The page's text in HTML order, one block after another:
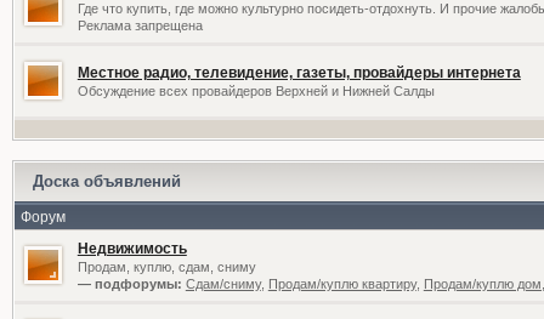
Где что купить, где можно культурно посидеть-отдохнуть. И прочие
Реклама запрещена
Местное радио, телевидение, газеты, провайдеры интернета
Обсуждение всех провайдеров Верхней и Нижней Салды
Доска объявлений
Форум
Недвижимость
Продам, куплю, сдам, сниму
— подфорумы: Сдам/сниму, Продам/куплю квартиру, Продам/куплю